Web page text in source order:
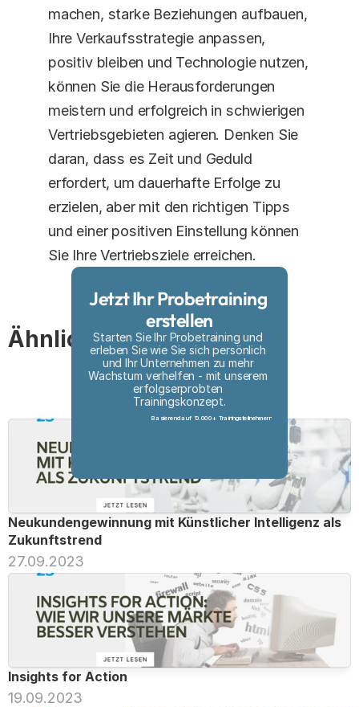
machen, starke Beziehungen aufbauen,
Ihre Verkaufsstrategie anpassen,
positiv bleiben und Technologie nutzen,
können Sie die Herausforderungen
meistern und erfolgreich in schwierigen
Vertriebsgebieten agieren. Denken Sie
daran, dass es Zeit und Geduld
erfordert, um dauerhafte Erfolge zu
erzielen, aber mit den richtigen Tipps
und einer positiven Einstellung können
Sie Ihre Vertriebsziele erreichen.
Jetzt Ihr Probetraining
erstellen
Starten Sie Ihr Probetraining und
erleben Sie wie Sie sich persönlich
und Ihr Unternehmen zu mehr
Wachstum verhelfen - mit unserem
erfolgserprobten
Trainingskonzept.
Basierend auf 10.000+ Trainingsteilnehmern
Ähnliche Artikel
Neukundengewinnung mit Künstlicher Intelligenz als
Zukunftstrend
27.09.2023
Insights for Action
19.09.2023